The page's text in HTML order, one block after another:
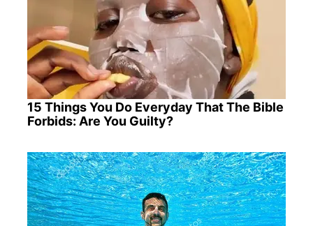
15 Things You Do Everyday That The Bible
Forbids: Are You Guilty?